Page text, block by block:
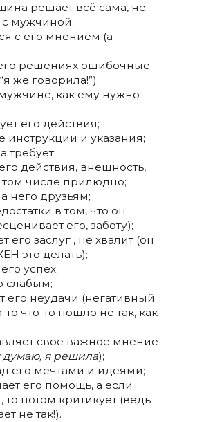
решает всё сама, не
с мужчиной;
с его мнением (а
решениях ошибочные
же говорила!”);
как ему нужно
его действия;
инструкции и указания;
требует;
действия, внешность,
том числе прилюдно;
него друзьям;
в том, что он
его, заботу);
его заслуг , не хвалит (он
это делать);
успех;
слабым;
его неудачи (негативный
то что-то пошло не так, как
свое важное мнение
думаю, я решила);
его мечтами и идеями;
его помощь, а если
потом критикует (ведь
не так!).